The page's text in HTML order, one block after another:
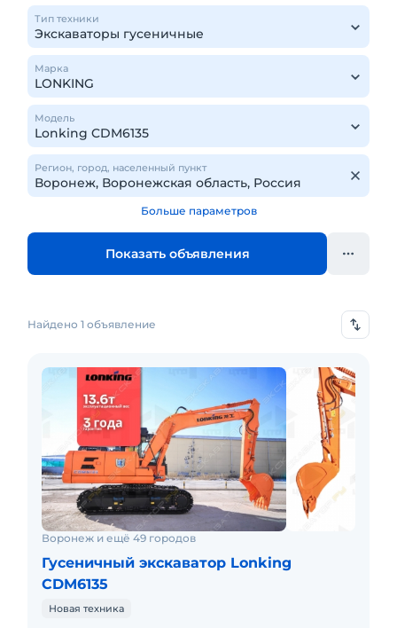
Тип техники
Марка
Модель
Регион, город, населенный пункт
Больше параметров
Показать объявления
Найдено 1 объявление
Воронеж и ещё 49 городов
Гусеничный экскаватор Lonking
CDM6135
Новая техника